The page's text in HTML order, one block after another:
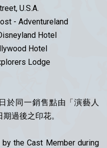
U.S.A.
- Adventureland
Hotel
Hotel
Lodge
於同一銷售點由「演藝人
過後之印花。
the Cast Member during